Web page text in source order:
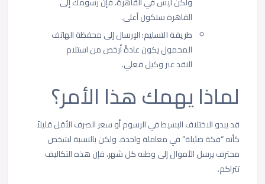
القاهرة ستكون أعلى.
طريقة التسليم:الإرسال إلى محفظة الهاتف
المحمول يكون عادةً أرخص من استلام
النقد عبر وكيل فعلي.
لماذا يهمك هذا الأمر؟
قد يبدو الاختلاف البسيط في الرسوم أو سعر الصرف الأقل قليلاً
كأنه “فكة ضئيلة” في معاملة واحدة. ولكن بالنسبة لشخص
محترف يرسل الأموال إلى وطنه كل شهر، فإن هذه التكاليف
تتراكم.